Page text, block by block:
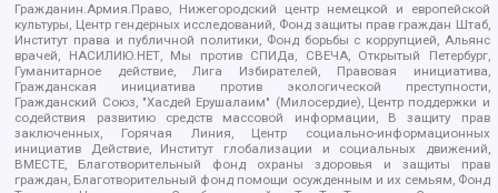
Гражданин.Армия.Право, Нижегородский центр немецкой и европейской
культуры, Центр гендерных исследований, Фонд защиты прав граждан Штаб,
Институт права и публичной политики, Фонд борьбы с коррупцией, Альянс
врачей, НАСИЛИЮ.НЕТ, Мы против СПИДа, СВЕЧА, Открытый Петербург,
Гуманитарное действие, Лига Избирателей, Правовая инициатива,
Гражданская инициатива против экологической преступности,
Гражданский Союз, "Хасдей Ерушалаим" (Милосердие), Центр поддержки и
содействия развитию средств массовой информации, В защиту прав
заключенных, Горячая Линия, Центр социально-информационных
инициатив Действие, Институт глобализации и социальных движений,
ВМЕСТЕ, Благотворительный фонд охраны здоровья и защиты прав
граждан, Благотворительный фонд помощи осужденным и их семьям, Фонд